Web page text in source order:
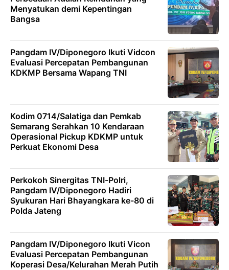
Menyatukan demi Kepentingan
Bangsa
Pangdam IV/Diponegoro Ikuti Vidcon
Evaluasi Percepatan Pembangunan
KDKMP Bersama Wapang TNI
Kodim 0714/Salatiga dan Pemkab
Semarang Serahkan 10 Kendaraan
Operasional Pickup KDKMP untuk
Perkuat Ekonomi Desa
Perkokoh Sinergitas TNI-Polri,
Pangdam IV/Diponegoro Hadiri
Syukuran Hari Bhayangkara ke-80 di
Polda Jateng
Pangdam IV/Diponegoro Ikuti Vicon
Evaluasi Percepatan Pembangunan
Koperasi Desa/Kelurahan Merah Putih